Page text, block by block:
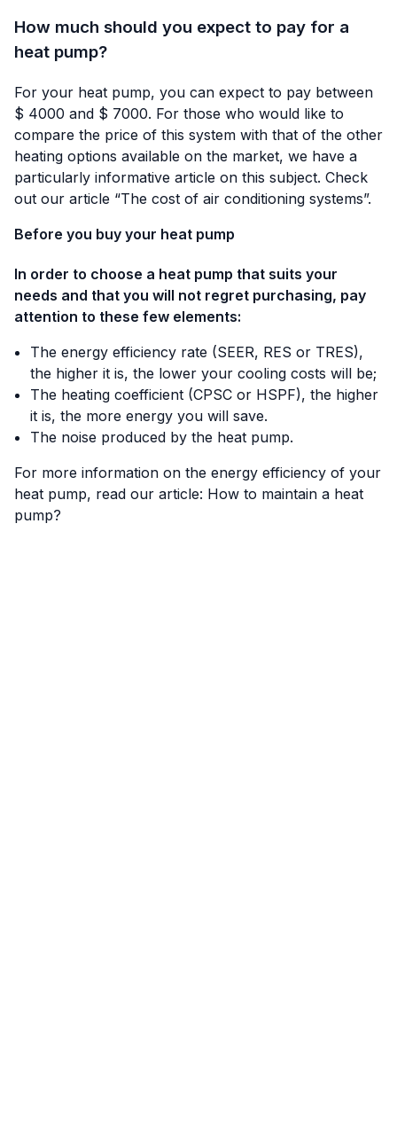
How much should you expect to pay for a
heat pump?
For your heat pump, you can expect to pay between
$ 4000 and $ 7000. For those who would like to
compare the price of this system with that of the other
heating options available on the market, we have a
particularly informative article on this subject. Check
out our article “The cost of air conditioning systems”.
Before you buy your heat pump
In order to choose a heat pump that suits your
needs and that you will not regret purchasing, pay
attention to these few elements:
The energy efficiency rate (SEER, RES or TRES),
the higher it is, the lower your cooling costs will be;
The heating coefficient (CPSC or HSPF), the higher
it is, the more energy you will save.
The noise produced by the heat pump.
For more information on the energy efficiency of your
heat pump, read our article: How to maintain a heat
pump?